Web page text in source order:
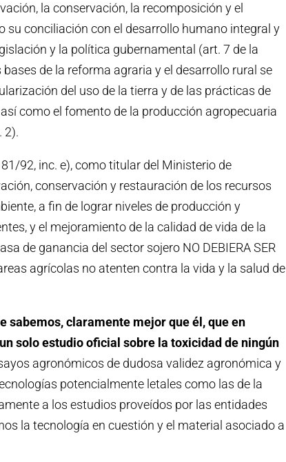
la conservación, la recomposición y el
su conciliación con el desarrollo humano integral y
y la política gubernamental (art. 7 de la
de la reforma agraria y el desarrollo rural se
del uso de la tierra y de las prácticas de
como el fomento de la producción agropecuaria
2).
92, inc. e), como titular del Ministerio de
conservación y restauración de los recursos
a fin de lograr niveles de producción y
y el mejoramiento de la calidad de vida de la
de ganancia del sector sojero NO DEBIERA SER
agrícolas no atenten contra la vida y la salud de
sabemos, claramente mejor que él, que en
solo estudio oficial sobre la toxicidad de ningún
agronómicos de dudosa validez agronómica y
potencialmente letales como las de la
a los estudios proveídos por las entidades
la tecnología en cuestión y el material asociado a